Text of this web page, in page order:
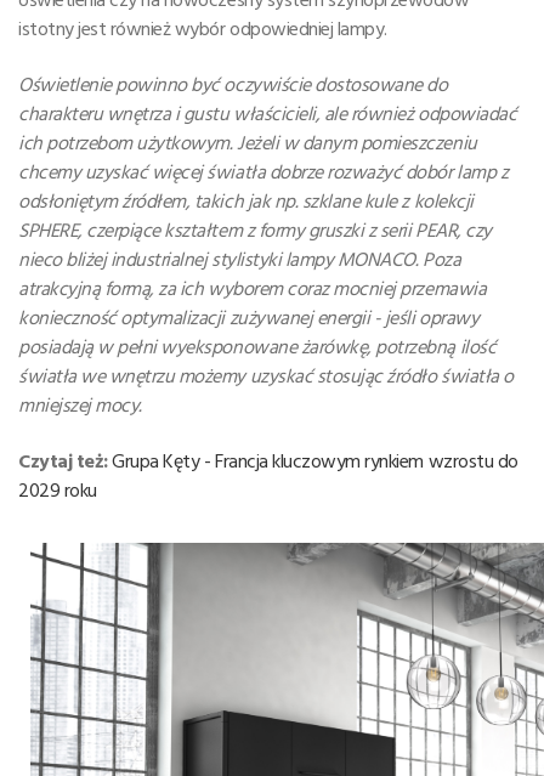
istotny jest również wybór odpowiedniej lampy.
Oświetlenie powinno być oczywiście dostosowane do
charakteru wnętrza i gustu właścicieli, ale również odpowiadać
ich potrzebom użytkowym. Jeżeli w danym pomieszczeniu
chcemy uzyskać więcej światła dobrze rozważyć dobór lamp z
odsłoniętym źródłem, takich jak np. szklane kule z kolekcji
SPHERE, czerpiące kształtem z formy gruszki z serii PEAR, czy
nieco bliżej industrialnej stylistyki lampy MONACO. Poza
atrakcyjną formą, za ich wyborem coraz mocniej przemawia
konieczność optymalizacji zużywanej energii - jeśli oprawy
posiadają w pełni wyeksponowane żarówkę, potrzebną ilość
światła we wnętrzu możemy uzyskać stosując źródło światła o
mniejszej mocy.
Czytaj też:Grupa Kęty - Francja kluczowym rynkiem wzrostu do
2029 roku